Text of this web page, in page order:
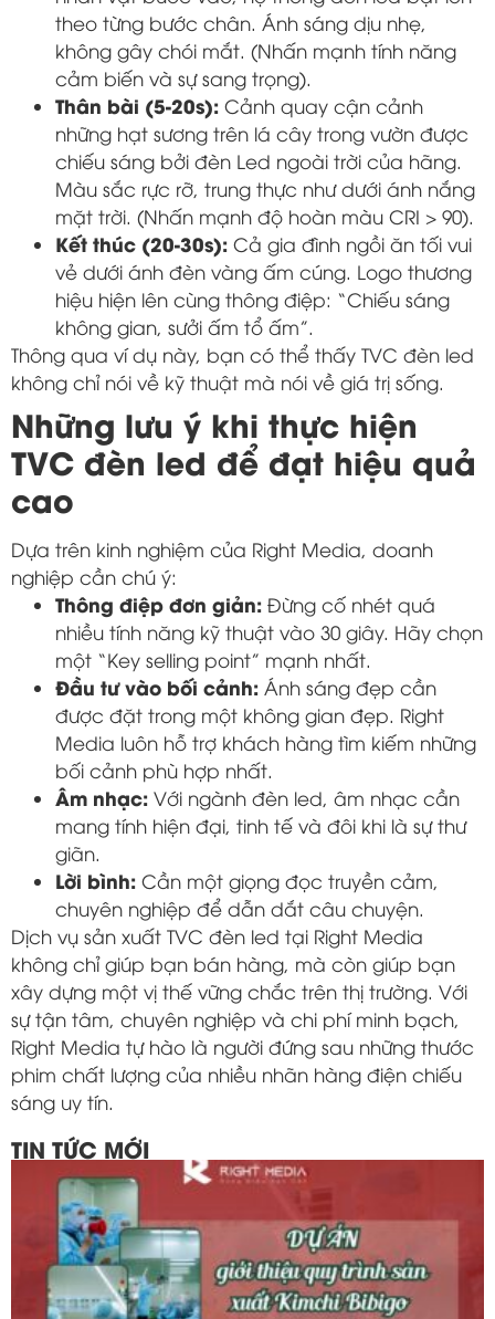
theo từng bước chân. Ánh sáng dịu nhẹ,
không gây chói mắt. (Nhấn mạnh tính năng
cảm biến và sự sang trọng).
Thân bài (5-20s): Cảnh quay cận cảnh
những hạt sương trên lá cây trong vườn được
chiếu sáng bởi đèn Led ngoài trời của hãng.
Màu sắc rực rỡ, trung thực như dưới ánh nắng
mặt trời. (Nhấn mạnh độ hoàn màu CRI > 90).
Kết thúc (20-30s): Cả gia đình ngồi ăn tối vui
vẻ dưới ánh đèn vàng ấm cúng. Logo thương
hiệu hiện lên cùng thông điệp: “Chiếu sáng
không gian, sưởi ấm tổ ấm”.
Thông qua ví dụ này, bạn có thể thấy TVC đèn led
không chỉ nói về kỹ thuật mà nói về giá trị sống.
Những lưu ý khi thực hiện
TVC đèn led để đạt hiệu quả
cao
Dựa trên kinh nghiệm của Right Media, doanh
nghiệp cần chú ý:
Thông điệp đơn giản: Đừng cố nhét quá
nhiều tính năng kỹ thuật vào 30 giây. Hãy chọn
một “Key selling point” mạnh nhất.
Đầu tư vào bối cảnh: Ánh sáng đẹp cần
được đặt trong một không gian đẹp. Right
Media luôn hỗ trợ khách hàng tìm kiếm những
bối cảnh phù hợp nhất.
Âm nhạc: Với ngành đèn led, âm nhạc cần
mang tính hiện đại, tinh tế và đôi khi là sự thư
giãn.
Lời bình: Cần một giọng đọc truyền cảm,
chuyên nghiệp để dẫn dắt câu chuyện.
Dịch vụ sản xuất TVC đèn led tại Right Media
không chỉ giúp bạn bán hàng, mà còn giúp bạn
xây dựng một vị thế vững chắc trên thị trường. Với
sự tận tâm, chuyên nghiệp và chi phí minh bạch,
Right Media tự hào là người đứng sau những thước
phim chất lượng của nhiều nhãn hàng điện chiếu
sáng uy tín.
TIN TỨC MỚI